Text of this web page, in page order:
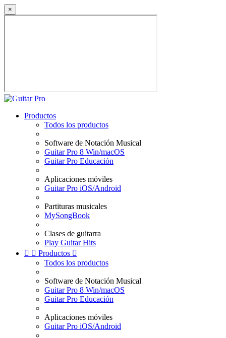
×
Productos
Todos los productos
Software de Notación Musical
Guitar Pro 8 Win/macOS
Guitar Pro Educación
Aplicaciones móviles
Guitar Pro iOS/Android
Partituras musicales
MySongBook
Clases de guitarra
Play Guitar Hits
  Productos 
Todos los productos
Software de Notación Musical
Guitar Pro 8 Win/macOS
Guitar Pro Educación
Aplicaciones móviles
Guitar Pro iOS/Android